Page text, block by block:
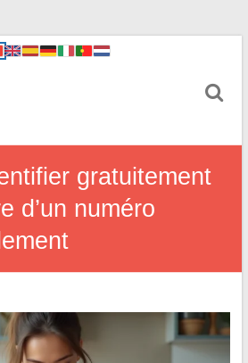
gratuitement
d’un numéro